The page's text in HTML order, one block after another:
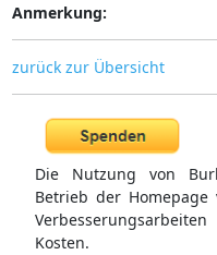
Anmerkung:
zurück zur Übersicht
Die Nutzung von
Betrieb der
Kosten.